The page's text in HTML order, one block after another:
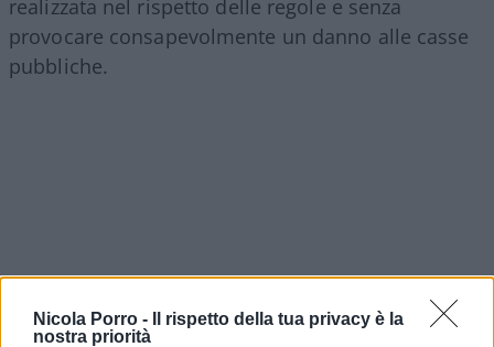
Nicola Porro -
Il rispetto della tua privacy è la
nostra priorità
realizzata nel rispetto delle regole e senza
provocare consapevolmente un danno alle casse
pubbliche.